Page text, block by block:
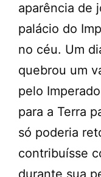
aparência de
palácio do
no céu. Um
quebrou um
pelo
para a Terra
só poderia
contribuísse